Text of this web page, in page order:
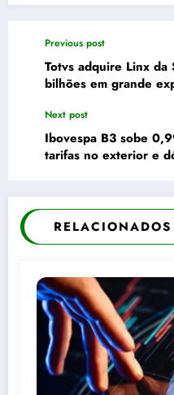
Previous post
Totvs adquire Linx
bilhões em grande
Next post
Ibovespa B3 sobe
tarifas no exterior e
RELACIONADOS